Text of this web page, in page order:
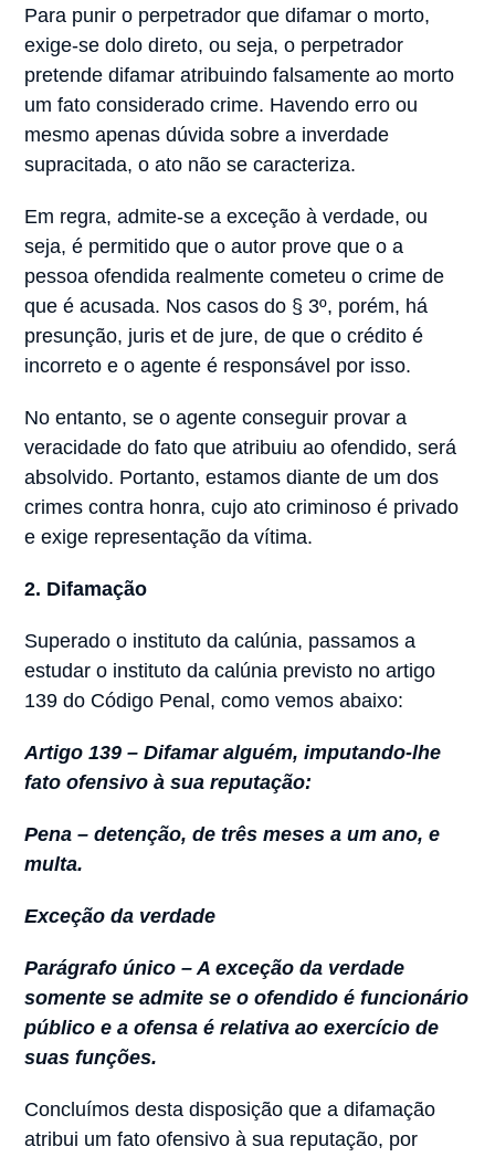
Para punir o perpetrador que difamar o morto,
exige-se dolo direto, ou seja, o perpetrador
pretende difamar atribuindo falsamente ao morto
um fato considerado crime. Havendo erro ou
mesmo apenas dúvida sobre a inverdade
supracitada, o ato não se caracteriza.
Em regra, admite-se a exceção à verdade, ou
seja, é permitido que o autor prove que o a
pessoa ofendida realmente cometeu o crime de
que é acusada. Nos casos do § 3º, porém, há
presunção, juris et de jure, de que o crédito é
incorreto e o agente é responsável por isso.
No entanto, se o agente conseguir provar a
veracidade do fato que atribuiu ao ofendido, será
absolvido. Portanto, estamos diante de um dos
crimes contra honra, cujo ato criminoso é privado
e exige representação da vítima.
2. Difamação
Superado o instituto da calúnia, passamos a
estudar o instituto da calúnia previsto no artigo
139 do Código Penal, como vemos abaixo:
Artigo 139 – Difamar alguém, imputando-lhe
fato ofensivo à sua reputação:
Pena – detenção, de três meses a um ano, e
multa.
Exceção da verdade
Parágrafo único – A exceção da verdade
somente se admite se o ofendido é funcionário
público e a ofensa é relativa ao exercício de
suas funções.
Concluímos desta disposição que a difamação
atribui um fato ofensivo à sua reputação, por